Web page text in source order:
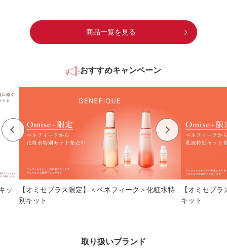
商品一覧を見る
おすすめキャンペーン
【オミセプラス限定】＜ベネフィーク＞化粧水特
別キット
【オミセプラス
キット
取り扱いブランド